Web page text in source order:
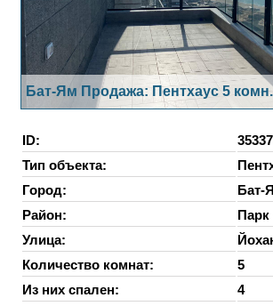
Бат-Ям Продажа: Пентхаус 5
ID:
35337
Тип объекта:
Город:
Бат-
Район:
Улица:
Количество комнат:
5
Из них спален:
4